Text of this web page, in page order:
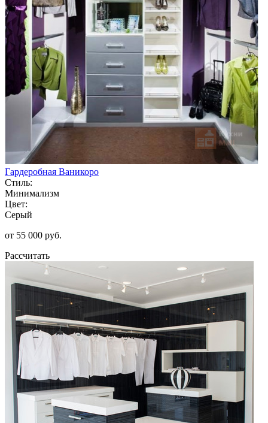
Гардеробная Ваникоро
Стиль:
Минимализм
Цвет:
Серый
от 55 000 руб.
Рассчитать